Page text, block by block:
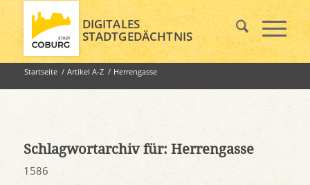
DIGITALES
STADTGEDÄCHTNIS
Startseite / Artikel A-Z / Herrengasse
Schlagwortarchiv für: Herrengasse
1586